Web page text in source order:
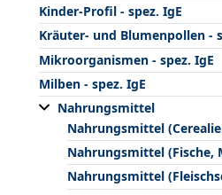
Kinder-Profil - spez. IgE
Kräuter- und Blumenpollen -
Mikroorganismen - spez. IgE
Milben - spez. IgE
Nahrungsmittel
Nahrungsmittel
Nahrungsmittel (Fische,
Nahrungsmittel